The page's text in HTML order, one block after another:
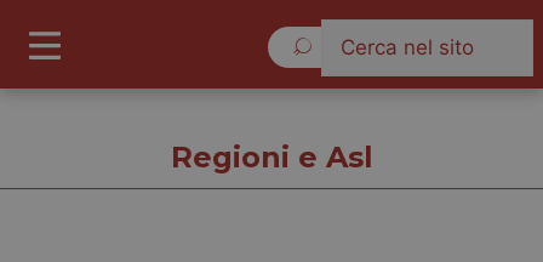
Regioni e Asl